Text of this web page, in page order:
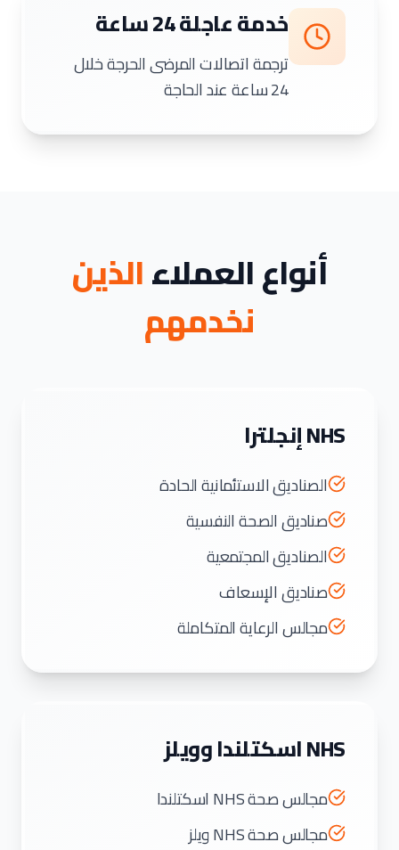
خدمة عاجلة 24 ساعة
ترجمة اتصالات المرضى الحرجة خلال
24 ساعة عند الحاجة
أنواع العملاءالذين
نخدمهم
NHS إنجلترا
الصناديق الاستئمانية الحادة
صناديق الصحة النفسية
الصناديق المجتمعية
صناديق الإسعاف
مجالس الرعاية المتكاملة
NHS اسكتلندا وويلز
مجالس صحة NHS اسكتلندا
مجالس صحة NHS ويلز